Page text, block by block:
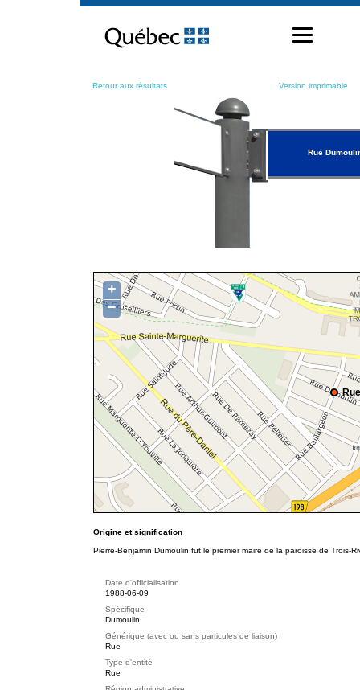
contenu
Retour aux résultats Version imprimable
Rue
+
−
Origine et signification
Pierre-Benjamin Dumoulin fut le premier maire de la paroisse de Trois-
Date d'officialisation
1988-06-09
Spécifique
Dumoulin
Générique (avec ou sans particules de liaison)
Rue
Type d'entité
Rue